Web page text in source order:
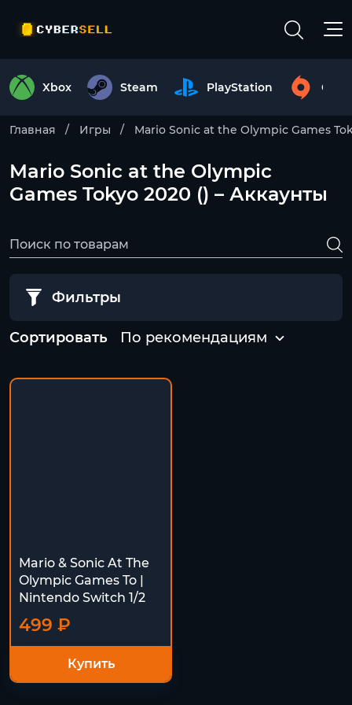
Xbox Steam PlayStation
Главная Игры Mario Sonic at the Olympic Games
Mario Sonic at the Olympic
Games Tokyo 2020 () – Аккаунты
Фильтры
Сортировать По рекомендациям
Mario & Sonic At The
Olympic Games To |
Nintendo Switch 1/2
499 ₽
Купить